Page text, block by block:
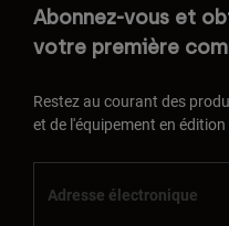
Abonnez-vous et
votre première
Restez au courant des
et de l'équipement en